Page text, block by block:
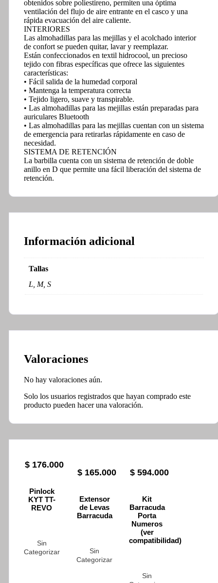
obtenidos sobre poliestireno, permiten una óptima
ventilación del flujo de aire entrante en el casco y una
rápida evacuación del aire caliente.
INTERIORES
Las almohadillas para las mejillas y el acolchado interior
de confort se pueden quitar, lavar y reemplazar.
Están confeccionados en textil hidrocool, un precioso
tejido con fibras específicas que ofrece las siguientes
características:
• Fácil salida de la humedad corporal
• Mantenga la temperatura correcta
• Tejido ligero, suave y transpirable.
• Las almohadillas para las mejillas están preparadas para
auriculares Bluetooth
• Las almohadillas para las mejillas cuentan con un sistema
de emergencia para retirarlas rápidamente en caso de
necesidad.
SISTEMA DE RETENCIÓN
La barbilla cuenta con un sistema de retención de doble
anillo en D que permite una fácil liberación del sistema de
retención.
Información adicional
Tallas
L, M, S
Valoraciones
No hay valoraciones aún.
Solo los usuarios registrados que hayan comprado este
producto pueden hacer una valoración.
$176.000
Pinlock
KYT TT-
REVO
Sin
Categorizar
$ 165.000
Extensor
de Levas
Barracuda
Sin
Categorizar
$ 594.000
Kit
Barracuda
Porta
Numeros
(ver
compatibilidad)
Sin